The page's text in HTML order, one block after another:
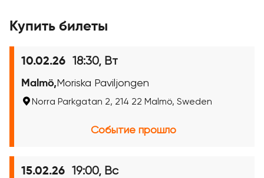
Купить билеты
10.02.26 18:30, Вт
Malmö, Moriska Paviljongen
Norra Parkgatan 2, 214 22 Malmö, Sweden
Событие прошло
15.02.26 19:00, Вс